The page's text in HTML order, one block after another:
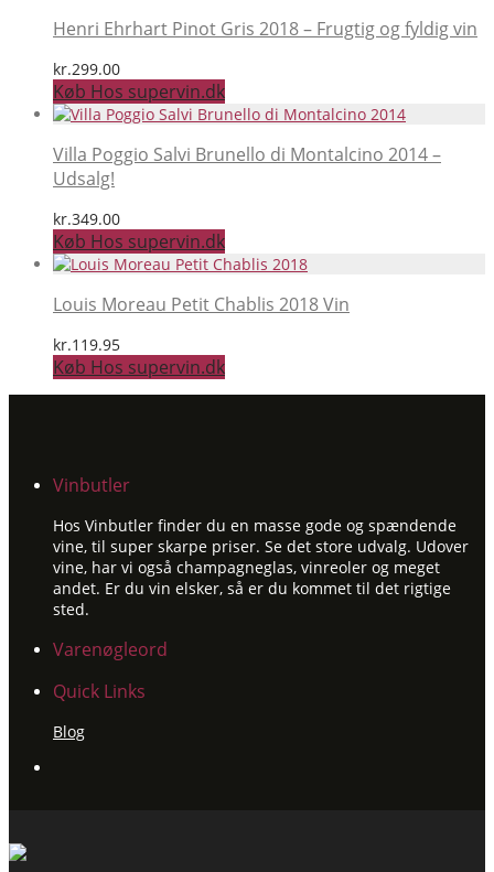
Henri Ehrhart Pinot Gris 2018 – Frugtig og fyldig vin
kr.299.00
Køb Hos supervin.dk
Villa Poggio Salvi Brunello di Montalcino 2014 –
Udsalg!
kr.349.00
Køb Hos supervin.dk
Louis Moreau Petit Chablis 2018 Vin
kr.119.95
Køb Hos supervin.dk
Vinbutler
Hos Vinbutler finder du en masse gode og spændende
vine, til super skarpe priser. Se det store udvalg. Udover
vine, har vi også champagneglas, vinreoler og meget
andet. Er du vin elsker, så er du kommet til det rigtige
sted.
Varenøgleord
Quick Links
Blog